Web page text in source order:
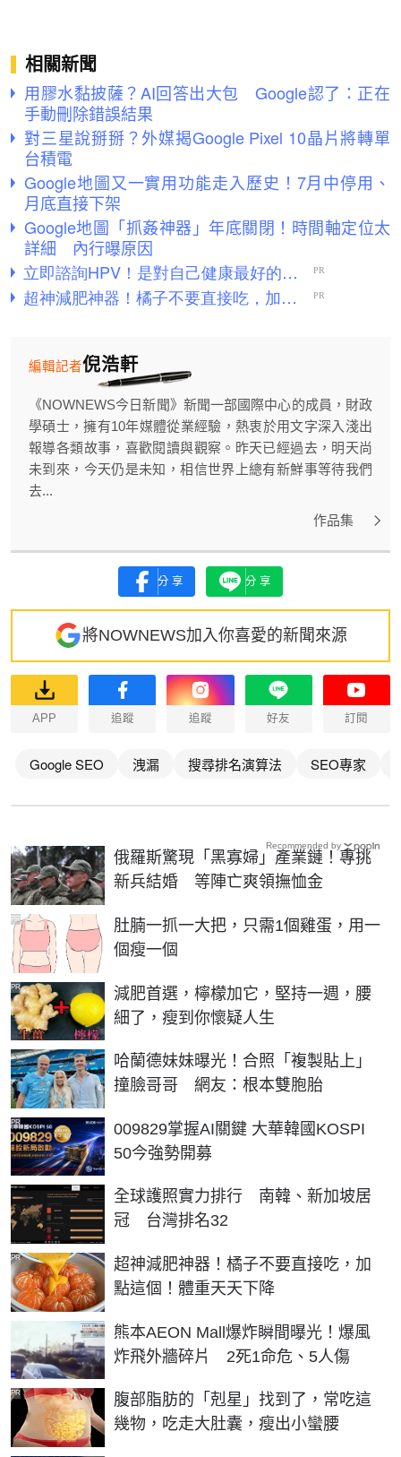
相關新聞
用膠水黏披薩？AI回答出大包 Google認了：正在
手動刪除錯誤結果
對三星說掰掰？外媒揭Google Pixel 10晶片將轉單
台積電
Google地圖又一實用功能走入歷史！7月中停用、
月底直接下架
Google地圖「抓姦神器」年底關閉！時間軸定位太
詳細 內行曝原因
倪浩軒
編輯記者
《NOWNEWS今日新聞》新聞一部國際中心的成員，財政
學碩士，擁有10年媒體從業經驗，熱衷於用文字深入淺出
報導各類故事，喜歡閱讀與觀察。昨天已經過去，明天尚
未到來，今天仍是未知，相信世界上總有新鮮事等待我們
去...
作品集
分享 分享
將NOWNEWS加入你喜愛的新聞來源
APP 追蹤 追蹤 好友 訂閱
Google SEO 洩漏 搜尋排名演算法 SEO專家
俄羅斯驚現「黑寡婦」產業鏈！專挑
新兵結婚 等陣亡爽領撫恤金
肚腩一抓一大把，只需1個雞蛋，用一
個瘦一個
PR
減肥首選，檸檬加它，堅持一週，腰
細了，瘦到你懷疑人生
PR
哈蘭德妹妹曝光！合照「複製貼上」
撞臉哥哥 網友：根本雙胞胎
009829掌握AI關鍵 大華韓國KOSPI
50今強勢開募
PR
全球護照實力排行 南韓、新加坡居
冠 台灣排名32
超神減肥神器！橘子不要直接吃，加
點這個！體重天天下降
PR
熊本AEON Mall爆炸瞬間曝光！爆風
炸飛外牆碎片 2死1命危、5人傷
腹部脂肪的「剋星」找到了，常吃這
幾物，吃走大肚囊，瘦出小蠻腰
PR
Recommended by